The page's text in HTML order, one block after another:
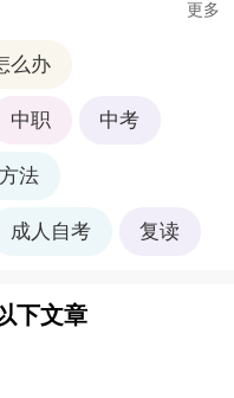
更多
么办
中职 中考
法
成人自考 复读
下文章